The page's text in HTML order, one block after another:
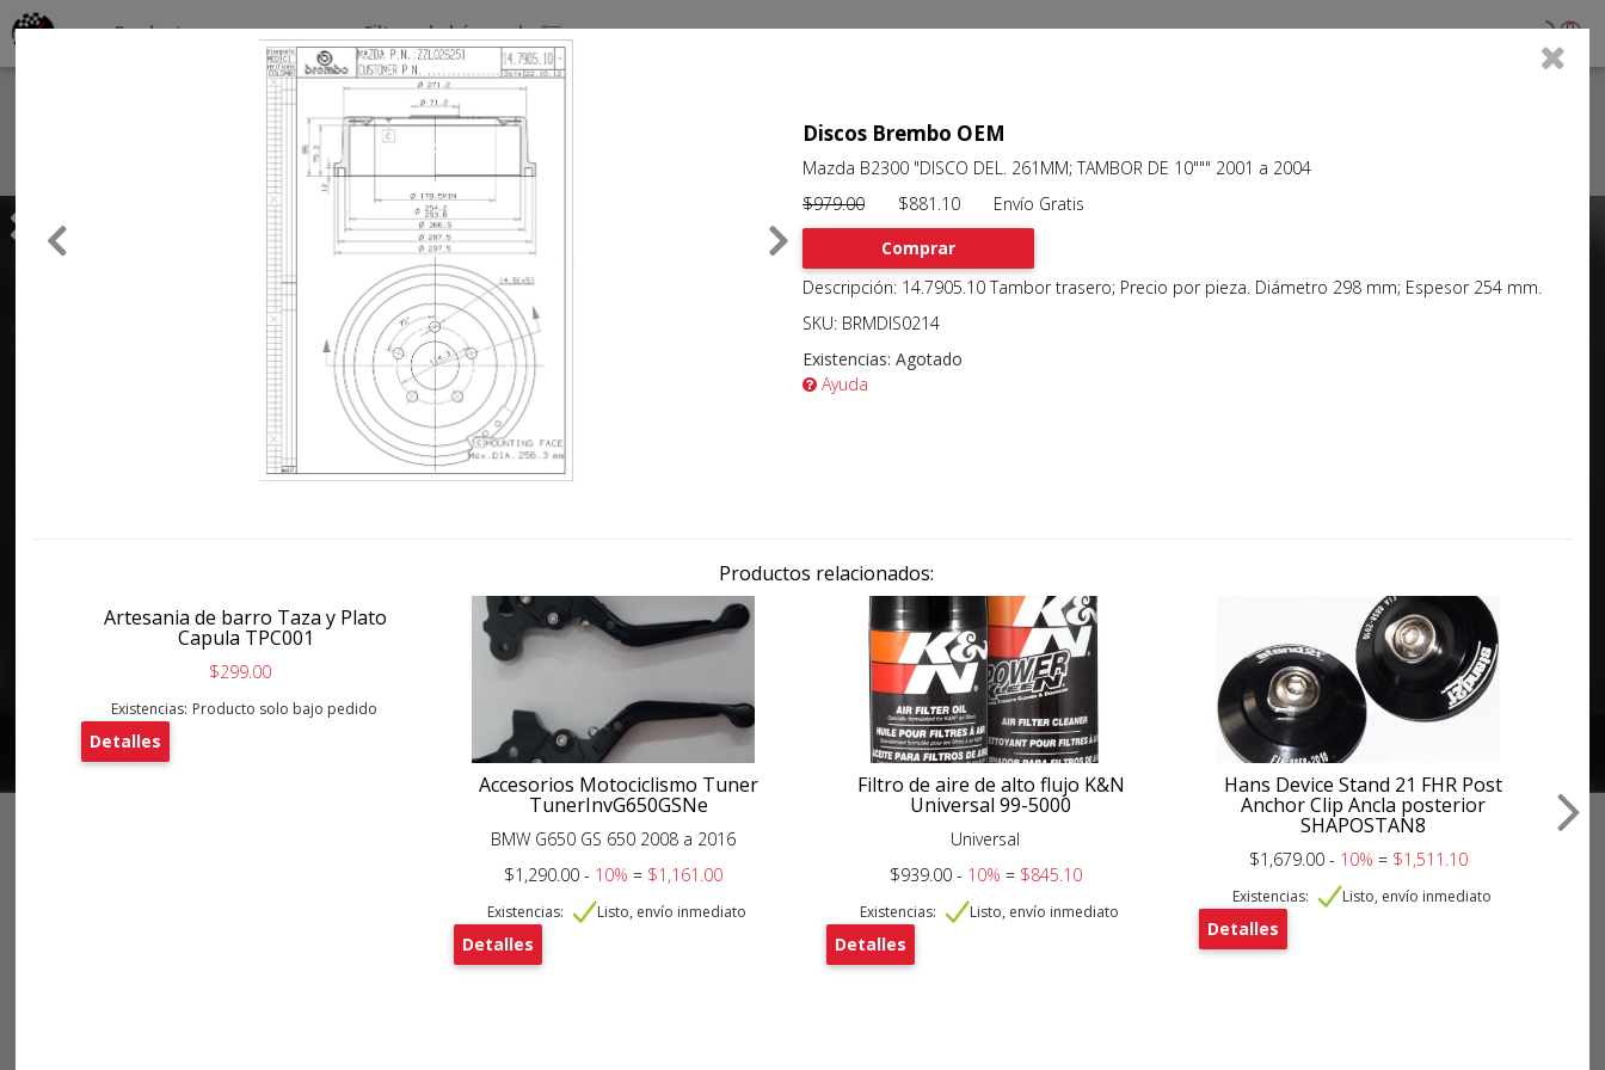
Clients
Productos por marcas Filtros de búsqueda 0
Discos Brembo OEM
Mazda B2300 "DISCO DEL. 261MM; TAMBOR DE 10""" 2001 a 2004
$979.00$881.10 Envío Gratis
Comprar
Descripción: 14.7905.10 Tambor trasero; Precio por pieza. Diámetro 298 mm; Espesor 254 mm.
SKU: BRMDIS0214
Existencias: Agotado
Ayuda
Productos relacionados:
Artesania de barro Taza y Plato
Capula TPC001
$299.00
Existencias: Producto solo bajo pedido
Detalles
Accesorios Motociclismo Tuner
TunerInvG650GSNe
BMW G650 GS 650 2008 a 2016
$1,290.00 - 10% = $1,161.00
Existencias: Listo, envío inmediato
Detalles
Filtro de aire de alto flujo K&N
Universal 99-5000
Universal
$939.00 - 10% = $845.10
Existencias: Listo, envío inmediato
Detalles
Hans Device Stand 21 FHR Post
Anchor Clip Ancla posterior
SHAPOSTAN8
$1,679.00 - 10% = $1,511.10
Existencias: Listo, envío inmediato
Detalles